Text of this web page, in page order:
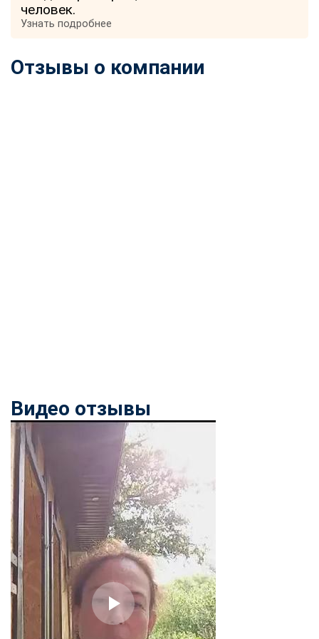
человек.
Узнать подробнее
Отзывы о компании
Видео отзывы